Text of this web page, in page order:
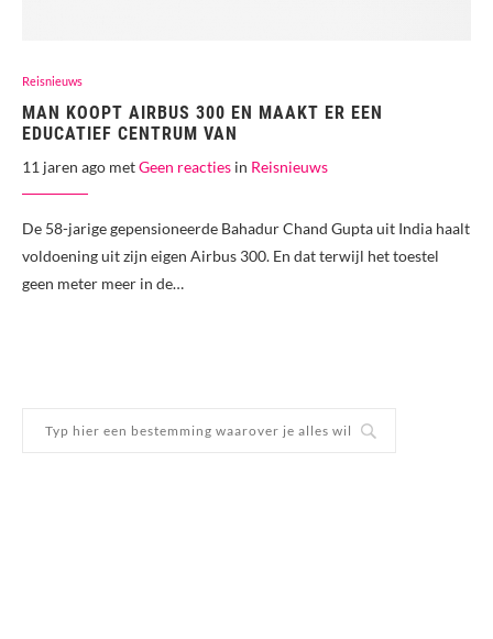
Reisnieuws
MAN KOOPT AIRBUS 300 EN MAAKT ER EEN
EDUCATIEF CENTRUM VAN
11 jaren ago metGeen reacties in Reisnieuws
De 58-jarige gepensioneerde Bahadur Chand Gupta uit India haalt
voldoening uit zijn eigen Airbus 300. En dat terwijl het toestel
geen meter meer in de…